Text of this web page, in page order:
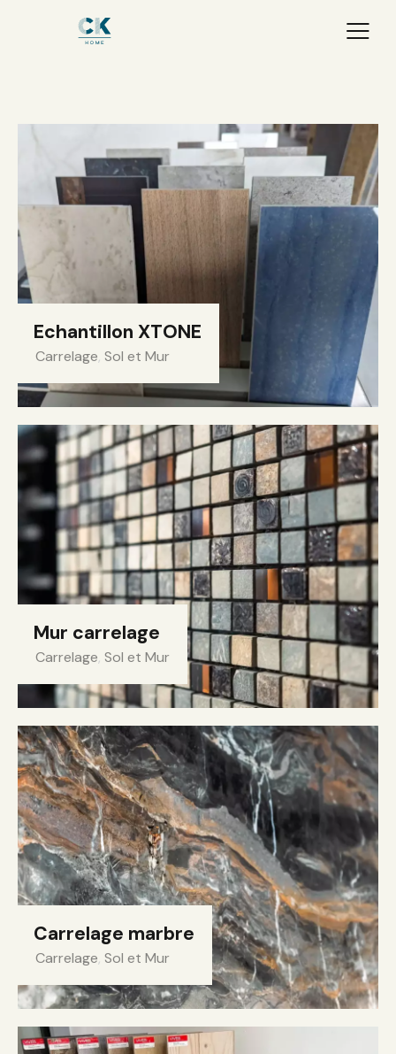
Echantillon XTONE
Carrelage, Sol et Mur
Mur carrelage
Carrelage, Sol et Mur
Carrelage marbre
Carrelage, Sol et Mur